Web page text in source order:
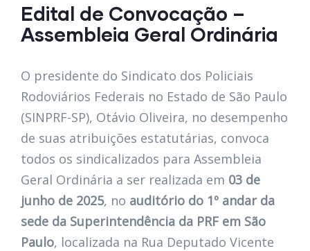
Edital de Convocação –
Assembleia Geral Ordinária
O presidente do Sindicato dos Policiais
Rodoviários Federais no Estado de São Paulo
(SINPRF-SP), Otávio Oliveira, no desempenho
de suas atribuições estatutárias, convoca
todos os sindicalizados para Assembleia
Geral Ordinária a ser realizada em 03 de
junho de 2025, no auditório do 1º andar da
sede da Superintendência da PRF em São
Paulo, localizada na Rua Deputado Vicente